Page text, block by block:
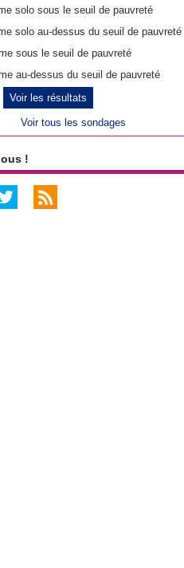
solo sous le seuil de pauvreté
solo au-dessus du seuil de pauvreté
sous le seuil de pauvreté
au-dessus du seuil de pauvreté
Voir les résultats
Voir tous les sondages
!